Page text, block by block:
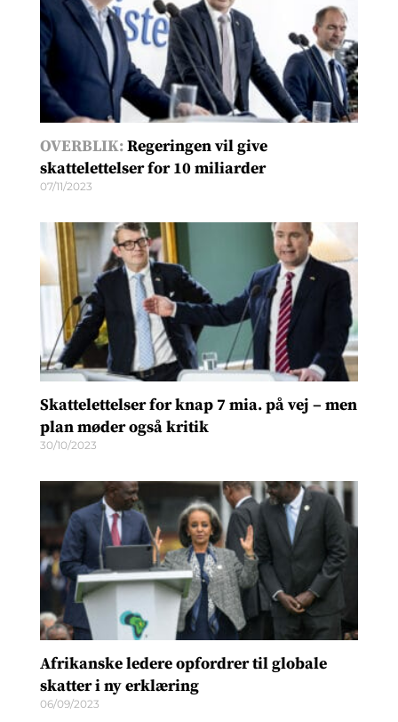
OVERBLIK:Regeringen vil give
skattelettelser for 10 miliarder
07/11/2023
Skattelettelser for knap 7 mia. på vej – men
plan møder også kritik
30/10/2023
Afrikanske ledere opfordrer til globale
skatter i ny erklæring
06/09/2023